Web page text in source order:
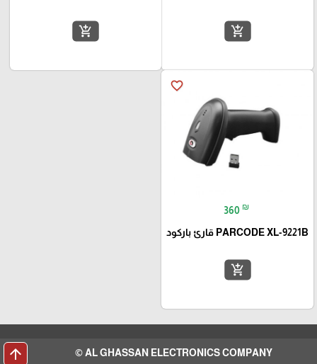
add_shopping_cart
add_shopping_cart
favorite_border
360 ₪
PARCODE XL-9221B قارئ باركود
add_shopping_cart
AL GHASSAN ELECTRONICS COMPANY ©
arrow_upward